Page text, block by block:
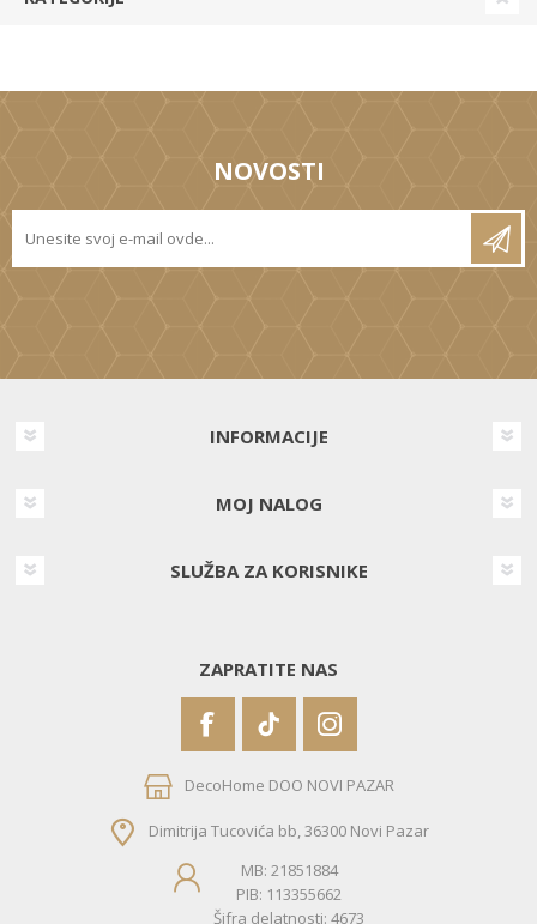
NOVOSTI
INFORMACIJE
MOJ NALOG
SLUŽBA ZA KORISNIKE
ZAPRATITE NAS
DecoHome DOO NOVI PAZAR
Dimitrija Tucovića bb, 36300 Novi Pazar
MB: 21851884
PIB: 113355662
Šifra delatnosti: 4673